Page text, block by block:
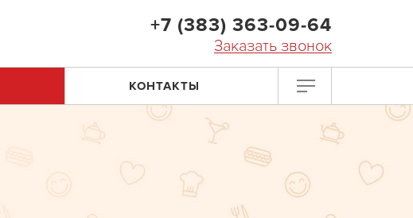
+7 (383) 363-09-64
Заказать звонок
КОНТАКТЫ